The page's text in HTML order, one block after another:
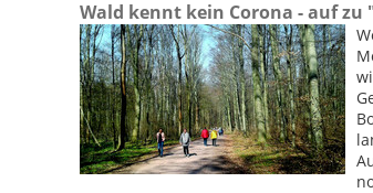
Wald kennt kein Corona - auf zu